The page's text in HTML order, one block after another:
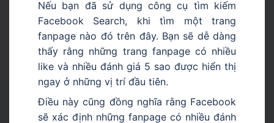
Nếu bạn đã sử dụng công cụ tìm kiếm
Facebook Search, khi tìm một trang
fanpage nào đó trên đây. Bạn sẽ dễ dàng
thấy rằng những trang fanpage có nhiều
like và nhiều đánh giá 5 sao được hiển thị
ngay ở những vị trí đầu tiên.
Điều này cũng đồng nghĩa rằng Facebook
sẽ xác định những fanpage có nhiều đánh